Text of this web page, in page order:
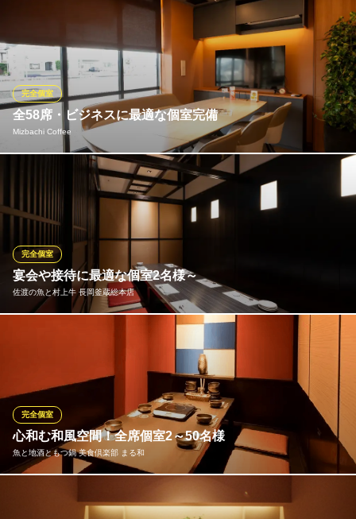
個室を繋げれば少人数～最大30名様迄OKの個室に早変わり 忘年
会、新年会、歓送迎会、納涼会etc...年中通してあらゆるご宴会で
使い勝手の良いお店
居酒屋 酒嘉丸（さかまる）
創作和食と個室
ＪＲ長岡駅 車12分
新潟県長岡市宮関1-2-1 ホテルリバーイン1F
全58席・ビジネスに最適な個室完備
Mizbachi Coffee
完全個室
広々とした店内には全５８席をご用意し、日常のカフェ利用から
大規模なパーティーやイベントまで、柔軟に対応いたします。 さ
らに、完全プライベート空間となる４つの個室を完備。 周囲の目
を気にせず集中できるため、大切な商談やリモートワークなどの
ビジネスユースにも最適です。上品な時間をお約束いたします。
Mizbachi Coffee
イタリアンカフェ
宴会や接待に最適な個室2名様～
佐渡の魚と村上牛 長岡釜蔵総本店
完全個室
座敷の完全個室は2名様～利用可能なので、会社の飲み会はもちろ
ん、接待や記念日にもおすすめ！目の前で調理が見えるカウンタ
ー席は、お一人様やデート利用に人気です。その他、半個室やレ
イアウトが変更できるテーブル席もご用意しているので、利用シ
ーンに合わせてお選びください！
佐渡の魚と村上牛 長岡釜蔵総本店
新潟の地産地消を楽しむ
心和む和風空間！全席個室2～50名様
魚と地酒ともつ鍋 美食倶楽部 まる和
完全個室
優しく照らされたライトがホッとする和の空間には、少人数～最
大50名様まで収容可能なくつろぎの空間が広がる掘りごたつ個室